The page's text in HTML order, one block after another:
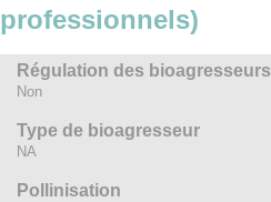
professionnels)
Régulation des bioagresseurs
Non
Type de bioagresseur
NA
Pollinisation